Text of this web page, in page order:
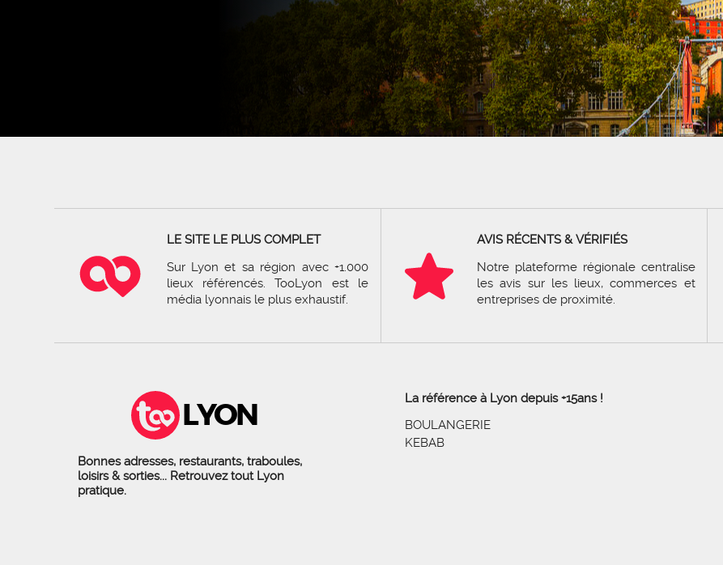
LE SITE LE PLUS COMPLET
Sur Lyon et sa région avec +1.000
lieux référencés. TooLyon est le
média lyonnais le plus exhaustif.
AVIS RÉCENTS & VÉRIFIÉS
Notre plateforme régionale centralise
les avis sur les lieux, commerces et
entreprises de proximité.
LYON
Bonnes adresses, restaurants, traboules,
loisirs & sorties... Retrouvez tout Lyon
pratique.
La référence à Lyon depuis +15ans !
BOULANGERIE
KEBAB